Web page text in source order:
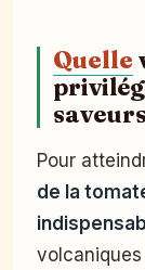
Quelle
Pour
de la